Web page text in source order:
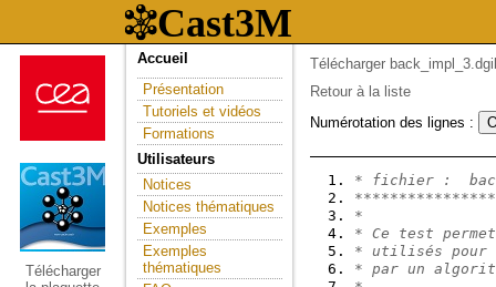
Télécharger
Accueil
Présentation
Tutoriels et vidéos
Formations
Utilisateurs
Notices
Notices thématiques
Exemples
Exemples
thématiques
Télécharger
Retour à la liste
Numérotation des lignes :
* fichier :
****************
*
* Ce test
* utilisés pour la
* par un